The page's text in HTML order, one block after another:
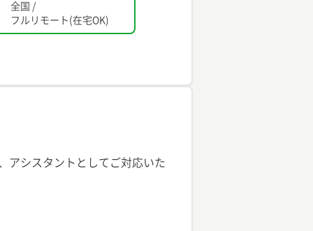
全国 /
フルリモート(在宅OK)
アシスタントとしてご対応いた